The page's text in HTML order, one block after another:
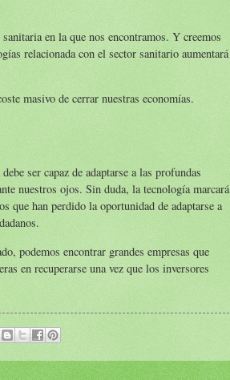
en la que nos encontramos. Y creemos
relacionada con el sector sanitario aumentará
masivo de cerrar nuestras economías.
ser capaz de adaptarse a las profundas
nuestros ojos. Sin duda, la tecnología marcará
que han perdido la oportunidad de adaptarse a
podemos encontrar grandes empresas que
en recuperarse una vez que los inversores